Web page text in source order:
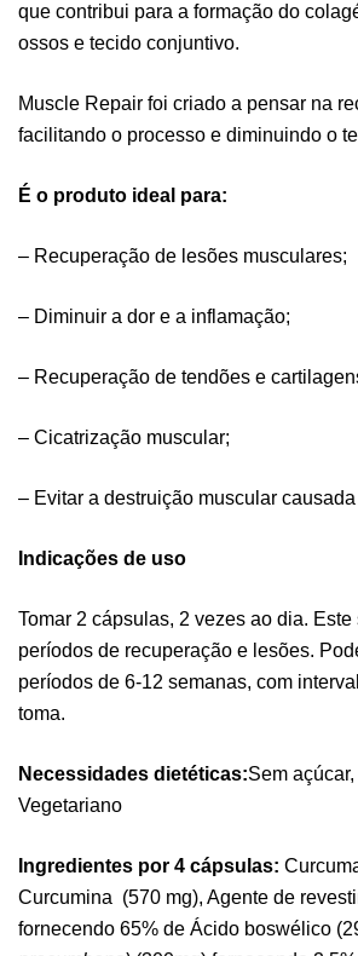
que contribui para a formação do
ossos e tecido conjuntivo.
Muscle Repair foi criado a pensar na
facilitando o processo e diminuindo o
É o produto ideal para:
– Recuperação de lesões musculares;
– Diminuir a dor e a inflamação;
– Recuperação de tendões e
– Cicatrização muscular;
– Evitar a destruição muscular
Indicações de uso
Tomar 2 cápsulas, 2 vezes ao dia.
períodos de recuperação e lesões.
períodos de 6-12 semanas, com
toma.
Necessidades dietéticas:Sem
Vegetariano
Ingredientes por 4 cápsulas:
Curcumina (570 mg), Agente de
fornecendo 65% de Ácido boswélico